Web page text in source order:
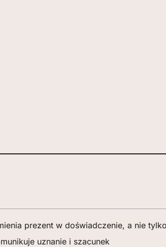
prezent w doświadczenie, a nie
uznanie i szacunek